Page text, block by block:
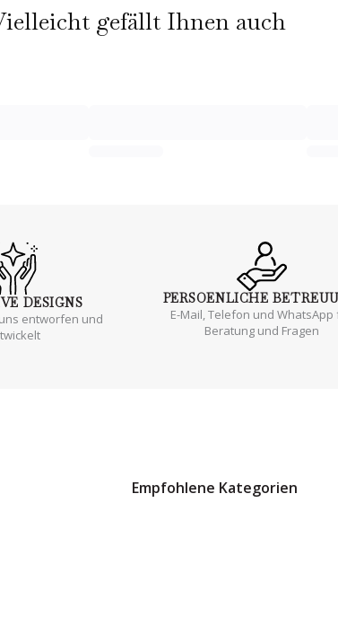
gefällt Ihnen auch
DESIGNS
entworfen und
PERSOENLICHE
E-Mail, Telefon und WhatsApp
Beratung und Fragen
Empfohlene Kategorien